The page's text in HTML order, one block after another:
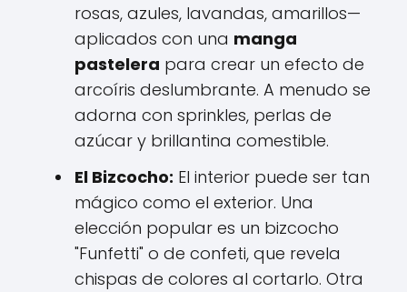
rosas, azules, lavandas, amarillos—
aplicados con una manga
pastelera para crear un efecto de
arcoíris deslumbrante. A menudo se
adorna con sprinkles, perlas de
azúcar y brillantina comestible.
El Bizcocho: El interior puede ser tan
mágico como el exterior. Una
elección popular es un bizcocho
"Funfetti" o de confeti, que revela
chispas de colores al cortarlo. Otra